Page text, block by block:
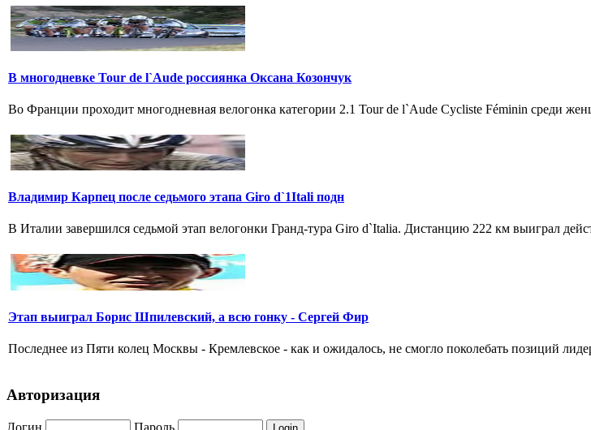
В многодневке Tour de l`Aude россиянка Оксана Козончук
Во Франции проходит многодневная велогонка категории 2.1 Tour de l`Aude Cycliste Féminin среди
Владимир Карпец после седьмого этапа Giro d`1Itali подн
В Италии завершился седьмой этап велогонки Гранд-тура Giro d`Italia. Дистанцию 222 км выиграл
Этап выиграл Борис Шпилевский, а всю гонку - Сергей Фир
Последнее из Пяти колец Москвы - Кремлевское - как и ожидалось, не смогло поколебать позиций
Авторизация
Логин Пароль